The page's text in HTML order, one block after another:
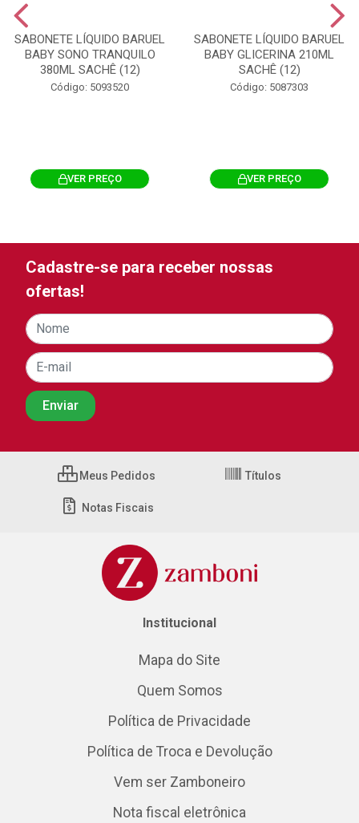
SABONETE LÍQUIDO BARUEL
BABY SONO TRANQUILO
380ML SACHÊ (12)
Código: 5093520
VER PREÇO
SABONETE LÍQUIDO BARUEL
BABY GLICERINA 210ML
SACHÊ (12)
Código: 5087303
VER PREÇO
Cadastre-se para receber nossas
ofertas!
Meus Pedidos Títulos
Notas Fiscais
Institucional
Mapa do Site
Quem Somos
Política de Privacidade
Política de Troca e Devolução
Vem ser Zamboneiro
Nota fiscal eletrônica